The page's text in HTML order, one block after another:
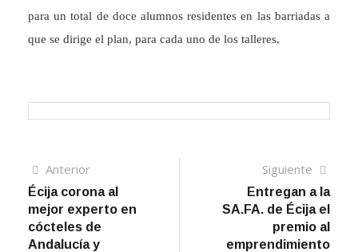
para un total de doce alumnos residentes en las barriadas a
que se dirige el plan, para cada uno de los talleres.
Navegación
de
entradas
AnteriorArtículo
anterior
Écija corona al
mejor experto en
cócteles de
Andalucía y
Siguiente
Entregan a la
SA.FA. de Écija el
premio al
emprendimiento